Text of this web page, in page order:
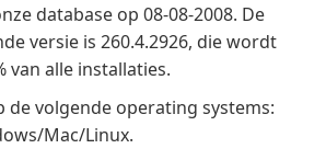
database op 08-08-2008. De
versie is 260.4.2926, die wordt
van alle installaties.
de volgende operating systems:
Mac/Linux.